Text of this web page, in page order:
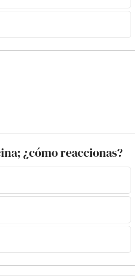
¿cómo reaccionas?